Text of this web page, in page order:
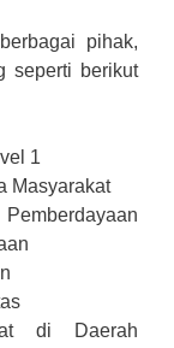
pihak,
seperti berikut
1
Masyarakat
di Daerah